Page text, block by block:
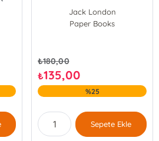
Jack London
Paper Books
₺180,00
₺135,00
%25
Sepete Ekle